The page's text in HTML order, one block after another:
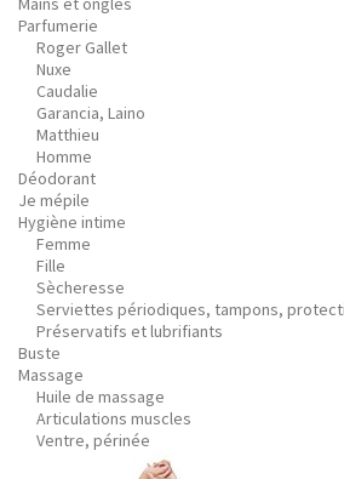
Parfumerie
Roger Gallet
Nuxe
Caudalie
Garancia, Laino
Matthieu
Homme
Déodorant
Je mépile
Hygiène intime
Femme
Fille
Sècheresse
Serviettes périodiques, tampons,
Préservatifs et lubrifiants
Buste
Massage
Huile de massage
Articulations muscles
Ventre, périnée